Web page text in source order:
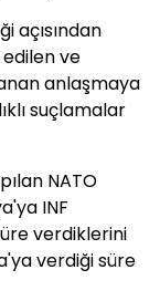
açısından
ve
anlaşmaya
suçlamalar
NATO
INF
verdiklerini
verdiği süre